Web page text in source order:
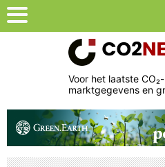
Voor het laatste
marktgegevens en